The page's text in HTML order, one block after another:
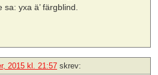
yxa ä’ färgblind.
2015 kl. 21:57 skrev: